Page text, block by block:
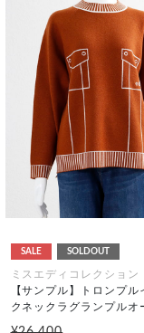
SALE SOLDOUT
ミスエディコレクション
【サンプル】トロンプル
クネックラグランプルオ